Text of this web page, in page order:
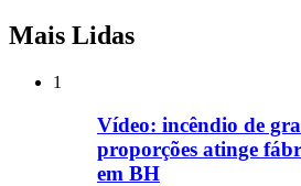
Mais Lidas
1
Vídeo: incêndio de
proporções atinge
em BH